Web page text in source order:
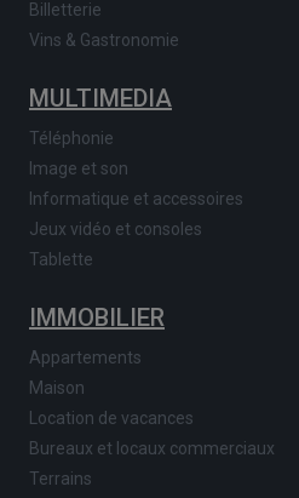
Billetterie
Vins & Gastronomie
MULTIMEDIA
Téléphonie
Image et son
Informatique et accessoires
Jeux vidéo et consoles
Tablette
IMMOBILIER
Appartements
Maison
Location de vacances
Bureaux et locaux commerciaux
Terrains